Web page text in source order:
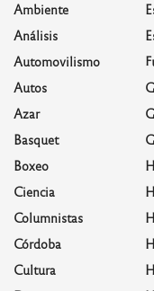
Ambiente
Análisis
Automovilismo
Autos
Azar
Basquet
Boxeo
Ciencia
Columnistas
Córdoba
Cultura